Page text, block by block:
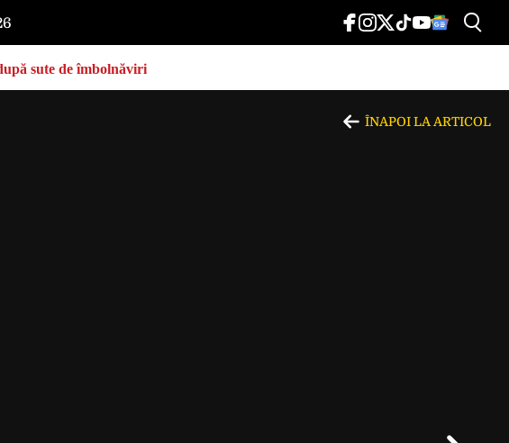
sute de îmbolnăviri
ÎNAPOI LA ARTICOL